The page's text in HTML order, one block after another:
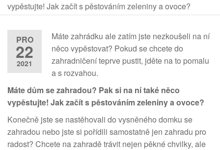
vypěstujte! Jak začít s pěstováním zeleniny a ovoce?
PRO
22
2021
Máte zahrádku ale zatím jste nezkoušeli na ní
něco vypěstovat? Pokud se chcete do
zahradničení teprve pustit, jděte na to pomalu
a s rozvahou.
Máte dům se zahradou? Pak si na ní také něco
vypěstujte! Jak začít s pěstováním zeleniny a ovoce?
Konečně jste se nastěhovali do vysněného domku se
zahradou nebo jste si pořídili samostatně jen zahradu pro
radost? Chcete na zahradě trávit nejen pěkné chvilky, ale